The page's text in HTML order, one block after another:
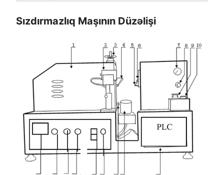
Sızdırmazlıq Maşının Düzəlişi